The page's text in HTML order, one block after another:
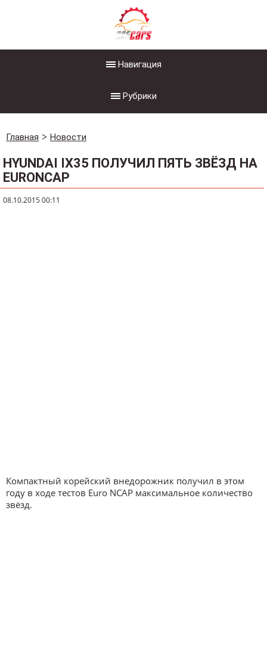
Навигация
Рубрики
Главная Новости
HYUNDAI IX35 ПОЛУЧИЛ ПЯТЬ ЗВЁЗД НА
EURONCAP
08.10.2015 00:11
Компактный корейский внедорожник получил в этом
году в ходе тестов Euro NCAP максимальное количество
звёзд.